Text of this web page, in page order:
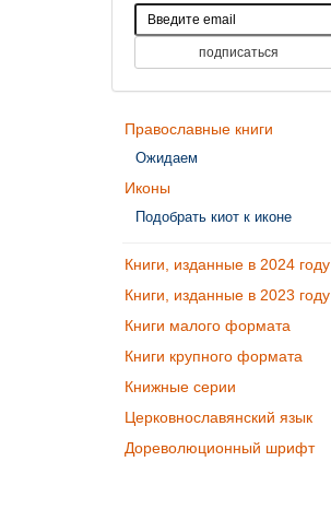
Православные книги
Ожидаем
Иконы
Подобрать киот к иконе
Книги, изданные в 2024 году
Книги, изданные в 2023 году
Книги малого формата
Книги крупного формата
Книжные серии
Церковнославянский язык
Дореволюционный шрифт